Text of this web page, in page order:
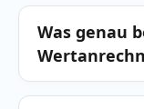
Was genau